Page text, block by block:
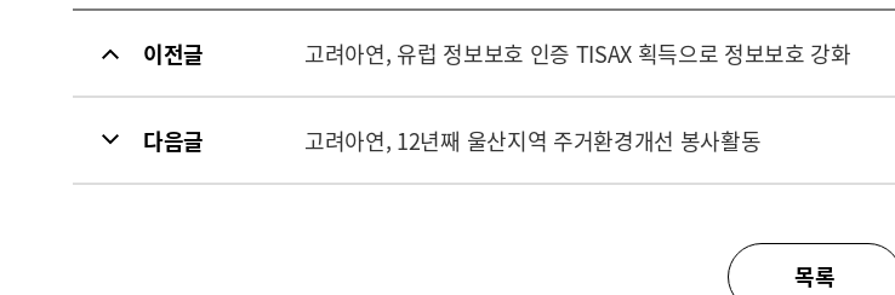
이전글 고려아연, 유럽 정보보호 인증 TISAX 획득으로 정보보호 강화
다음글 고려아연, 12년째 울산지역 주거환경개선 봉사활동
목록